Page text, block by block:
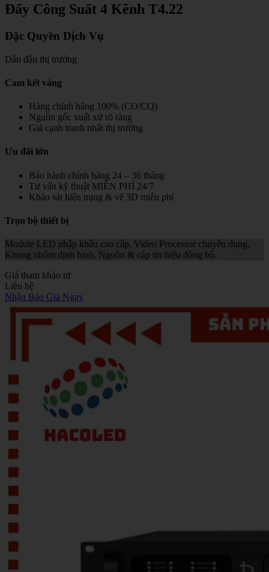
Đẩy Công Suất 4 Kênh T4.22
Đặc Quyền Dịch Vụ
Dẫn đầu thị trường
Cam kết vàng
Hàng chính hãng 100% (CO/CQ)
Nguồn gốc xuất xứ rõ ràng
Giá cạnh tranh nhất thị trường
Ưu đãi lớn
Bảo hành chính hãng 24 – 36 tháng
Tư vấn kỹ thuật MIỄN PHÍ 24/7
Khảo sát hiện trạng & vẽ 3D miễn phí
Trọn bộ thiết bị
Module LED nhập khẩu cao cấp, Video Processor chuyên dụng,
Khung nhôm định hình, Nguồn & cáp tín hiệu đồng bộ.
Giá tham khảo từ
Liên hệ
Nhận Báo Giá Ngay